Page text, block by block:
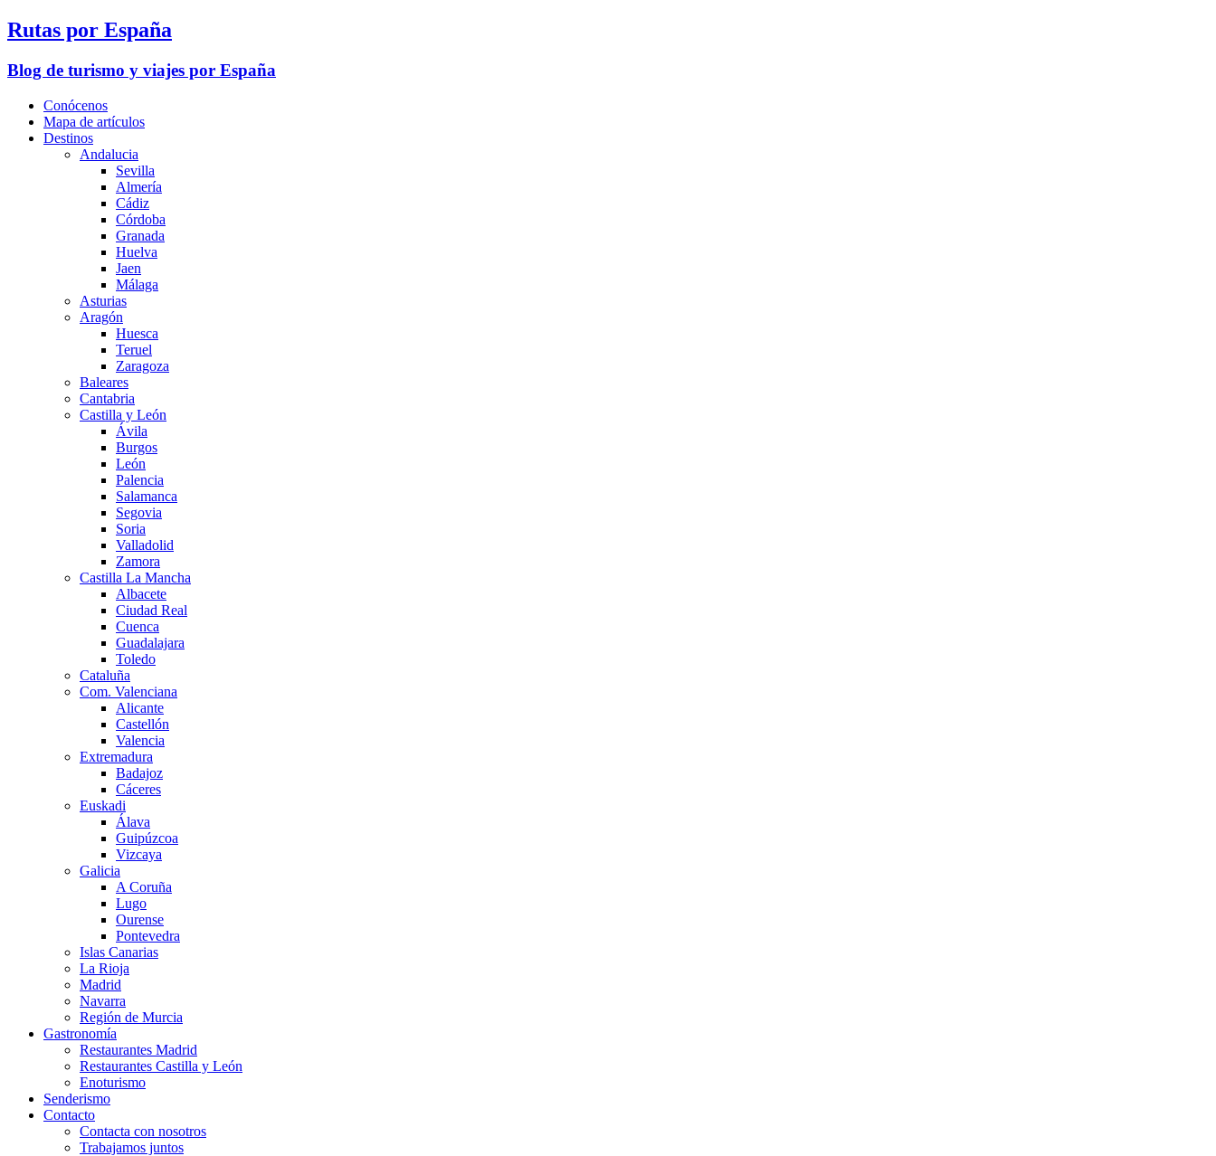
Rutas por España
Blog de turismo y viajes por España
Conócenos
Mapa de artículos
Destinos
Andalucia
Sevilla
Almería
Cádiz
Córdoba
Granada
Huelva
Jaen
Málaga
Asturias
Aragón
Huesca
Teruel
Zaragoza
Baleares
Cantabria
Castilla y León
Ávila
Burgos
León
Palencia
Salamanca
Segovia
Soria
Valladolid
Zamora
Castilla La Mancha
Albacete
Ciudad Real
Cuenca
Guadalajara
Toledo
Cataluña
Com. Valenciana
Alicante
Castellón
Valencia
Extremadura
Badajoz
Cáceres
Euskadi
Álava
Guipúzcoa
Vizcaya
Galicia
A Coruña
Lugo
Ourense
Pontevedra
Islas Canarias
La Rioja
Madrid
Navarra
Región de Murcia
Gastronomía
Restaurantes Madrid
Restaurantes Castilla y León
Enoturismo
Senderismo
Contacto
Contacta con nosotros
Trabajamos juntos